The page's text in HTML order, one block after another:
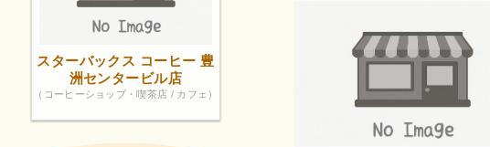
スターバックス コーヒー 豊
洲センタービル店
（コーヒーショップ・喫茶店 / カフェ）